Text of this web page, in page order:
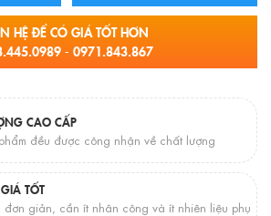
HỆ ĐỂ CÓ GIÁ TỐT HƠN
- 0971.843.867
CAO CẤP
đều được công nhận về chất lượng
TỐT
đơn giản, cần ít nhân công và ít nhiên liệu phụ